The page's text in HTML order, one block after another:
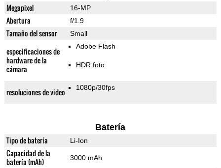
Megapixel 16-MP
Abertura f/1.9
Tamaño del sensor Small
especificaciones de
hardware de la
cámara
Adobe Flash
HDR foto
resoluciones de video 1080p/30fps
Batería
Tipo de batería Li-Ion
Capacidad de la
batería (mAh)
3000 mAh